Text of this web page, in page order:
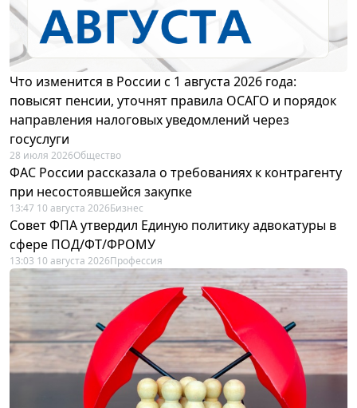
Что изменится в России с 1 августа 2026 года:
повысят пенсии, уточнят правила ОСАГО и порядок
направления налоговых уведомлений через
госуслуги
28 июля 2026Общество
ФАС России рассказала о требованиях к контрагенту
при несостоявшейся закупке
13:47 10 августа 2026Бизнес
Совет ФПА утвердил Единую политику адвокатуры в
сфере ПОД/ФТ/ФРОМУ
13:03 10 августа 2026Профессия